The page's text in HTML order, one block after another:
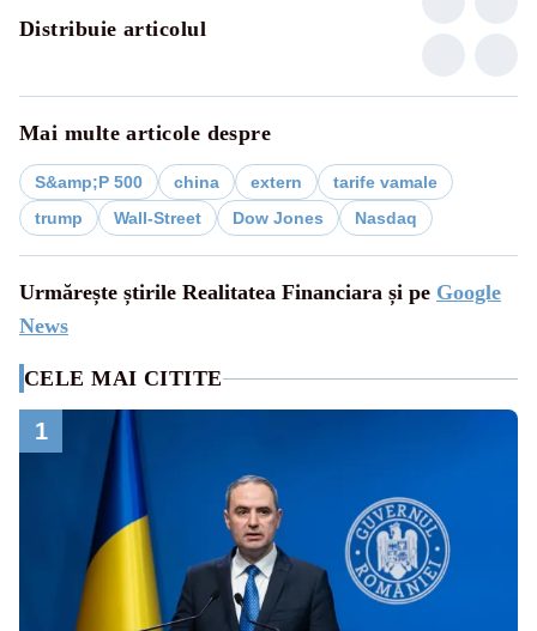
Distribuie articolul
Mai multe articole despre
S&amp;P 500 china extern
tarife vamale
trump
Wall-Street Dow Jones Nasdaq
Urmărește știrile Realitatea Financiara și pe Google
News
CELE MAI CITITE
1